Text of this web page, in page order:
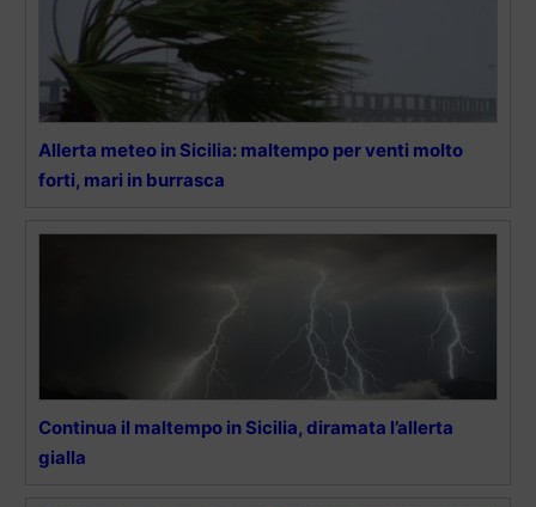
Allerta meteo in Sicilia: maltempo per venti molto
forti, mari in burrasca
Continua il maltempo in Sicilia, diramata l’allerta
gialla